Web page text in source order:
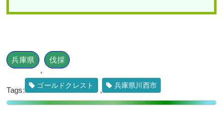
兵庫県
,
伐採
Tags:
ゴールドクレスト
,
兵庫県川西市